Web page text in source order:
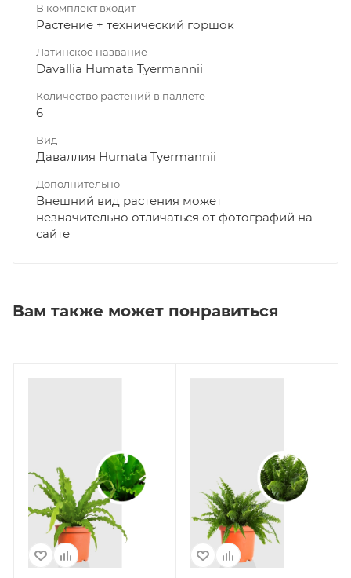
В комплект входит
Растение + технический горшок
Латинское название
Davallia Humata Tyermannii
Количество растений в паллете
6
Вид
Даваллия Humata Tyermannii
Дополнительно
Внешний вид растения может
незначительно отличаться от фотографий на
сайте
Вам также может понравиться